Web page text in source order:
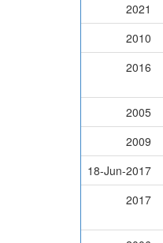
2021
2010
2016
2005
2009
18-Jun-2017
2017